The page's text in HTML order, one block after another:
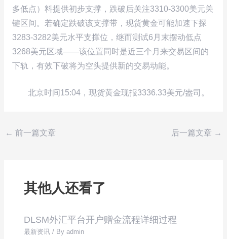
多低点）料提供初步支撑，跌破后关注3310-3300美元关
键区间。若确定跌破该支撑带，现货黄金可能加速下探
3283-3282美元水平支撑位，继而测试6月末摆动低点
3268美元区域——该位置同时是近三个月来交易区间的
下轨，有效下破将为空头提供新的交易动能。
北京时间15:04，现货黄金现报3336.33美元/盎司。
← 前一篇文章 后一篇文章 →
其他人还看了
DLSM外汇平台开户赠金流程详细过程
最新资讯 / Byadmin